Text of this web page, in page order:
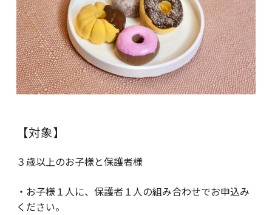
【対象】
３歳以上のお子様と保護者様
・お子様１人に、保護者１人の組み合わせでお申込み
ください。